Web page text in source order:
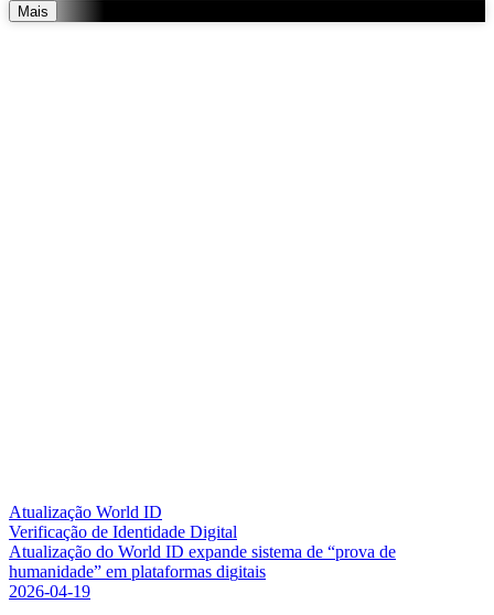
Mais
Atualização World ID
Verificação de Identidade Digital
Atualização do World ID expande sistema de “prova de
humanidade” em plataformas digitais
2026-04-19